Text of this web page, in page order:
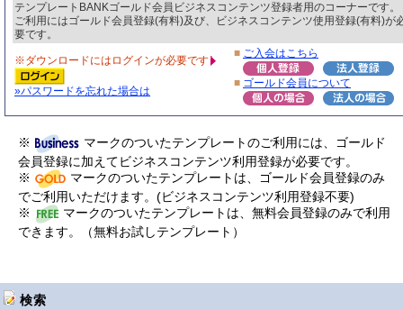
検索
テンプレートBANKゴールド会員ビジネスコンテンツ登録者用のコーナーです。
ご利用にはゴールド会員登録(有料)及び、ビジネスコンテンツ使用登録(有料)が
要です。
※ダウンロードにはログインが必要です
»パスワードを忘れた場合は
■ ご入会はこちら
■ ゴールド会員について
※
マークのついたテンプレートのご利用には、ゴールド
会員登録に加えてビジネスコンテンツ利用登録が必要です。
※
マークのついたテンプレートは、ゴールド会員登録のみ
でご利用いただけます。(ビジネスコンテンツ利用登録不要)
※
マークのついたテンプレートは、無料会員登録のみで利用
できます。（無料お試しテンプレート）